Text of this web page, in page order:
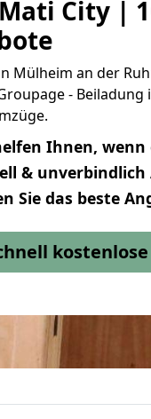
City |
Mülheim an der
-
Ihnen,
&
Sie das beste